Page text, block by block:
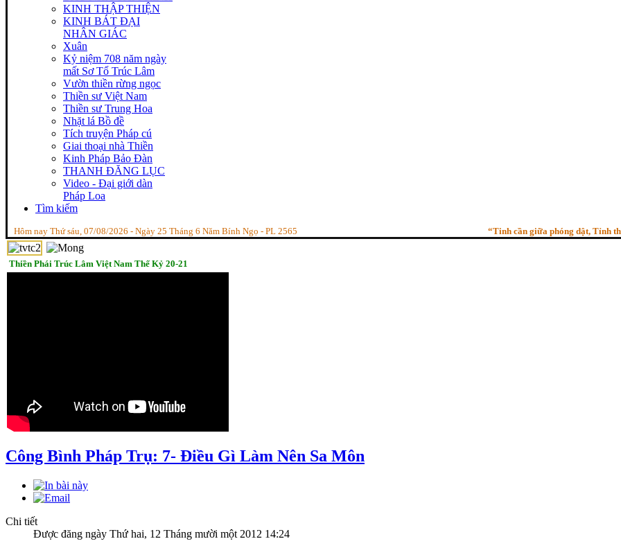
KINH THẬP THIỆN
KINH BÁT ĐẠI
NHÂN GIÁC
Xuân
Kỷ niệm 708 năm ngày
mất Sơ Tổ Trúc Lâm
Vườn thiền rừng ngọc
Thiền sư Việt Nam
Thiền sư Trung Hoa
Nhặt lá Bồ đề
Tích truyện Pháp cú
Giai thoại nhà Thiền
Kinh Pháp Bảo Đàn
THANH ĐĂNG LỤC
Video - Đại giới dàn
Pháp Loa
Tìm kiếm
Hôm nay Thứ sáu, 07/08/2026 - Ngày 25 Tháng 6 Năm Bính Ngọ - PL 2565 “Tinh cần giữa phóng dật, Tỉnh thức
Thiền Phái Trúc Lâm Việt Nam Thế Kỷ 20-21
Công Bình Pháp Trụ: 7- Ðiều Gì Làm Nên Sa Môn
Chi tiết
Được đăng ngày Thứ hai, 12 Tháng mười một 2012 14:24